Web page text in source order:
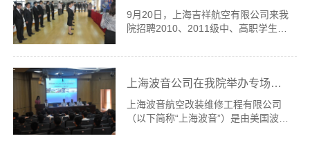
9月20日，上海吉祥航空有限公司来我
院招聘2010、2011级中、高职学生。
员），不限专业、不限生源地，中、高
航空面试。 面试首先采用“海选”...上海波音公司在我院举办专场校园招聘会
上海波音航空改装维修工程有限公司
（以下简称“上海波音”）是由美国波音